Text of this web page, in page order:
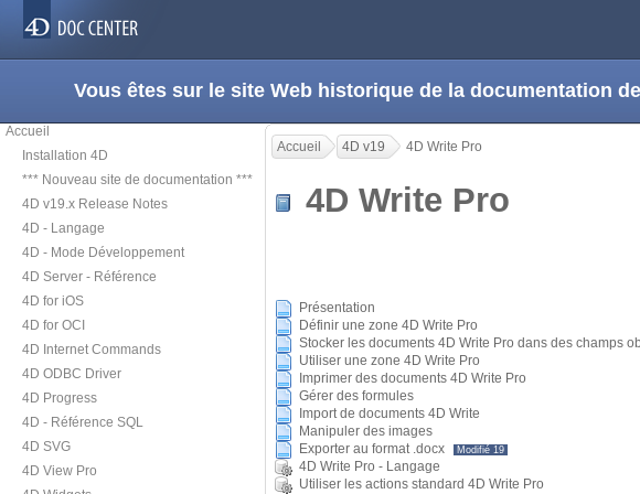
Vous êtes sur le site Web historique de la documentation
Accueil
Installation 4D
*** Nouveau site de documentation ***
4D v19.x Release Notes
4D - Langage
4D - Mode Développement
4D Server - Référence
4D for iOS
4D for OCI
4D Internet Commands
4D ODBC Driver
4D Progress
4D - Référence SQL
4D SVG
4D View Pro
Accueil 4D v19 4D Write Pro
4D Write Pro
Présentation
Définir une zone 4D Write Pro
Stocker les documents 4D Write Pro dans des champs
Utiliser une zone 4D Write Pro
Imprimer des documents 4D Write Pro
Gérer des formules
Import de documents 4D Write
Manipuler des images
Exporter au format .docx
Modifié 19
4D Write Pro - Langage
Utiliser les actions standard 4D Write Pro